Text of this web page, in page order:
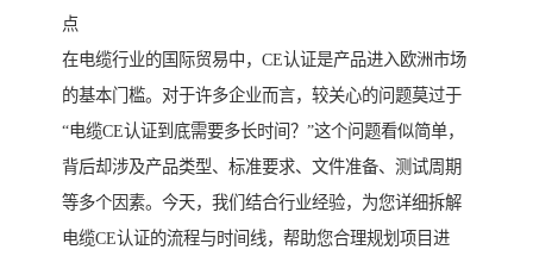
点
在电缆行业的国际贸易中，CE认证是产品进入欧洲市场
的基本门槛。对于许多企业而言，较关心的问题莫过于
“电缆CE认证到底需要多长时间？”这个问题看似简单，
背后却涉及产品类型、标准要求、文件准备、测试周期
等多个因素。今天，我们结合行业经验，为您详细拆解
电缆CE认证的流程与时间线，帮助您合理规划项目进